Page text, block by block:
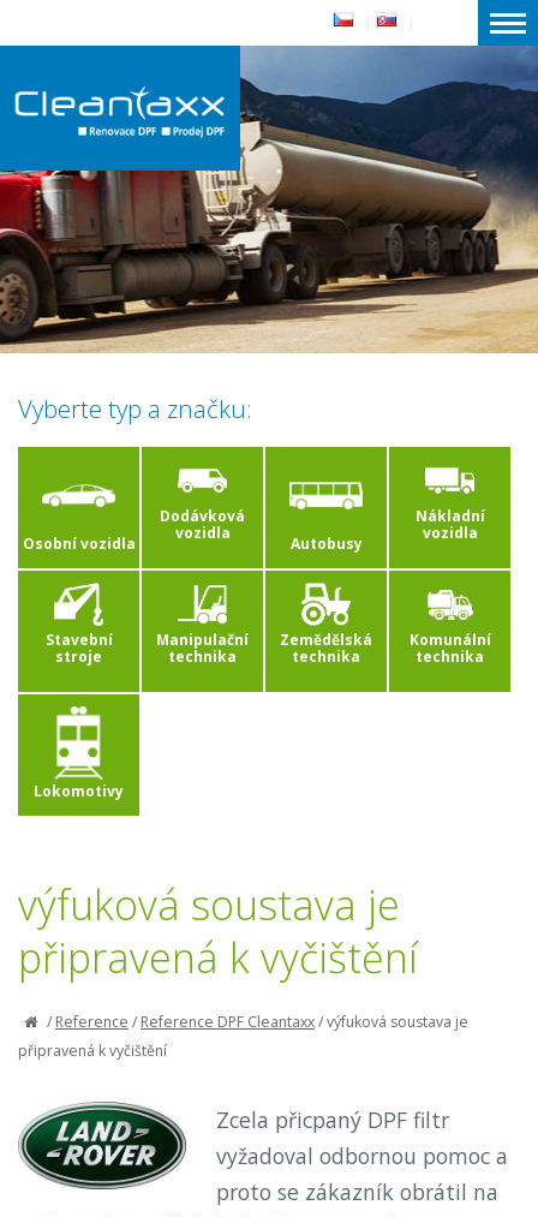
Vyberte typ a značku:
Osobní vozidla
Dodávková
vozidla
Autobusy
Nákladní
vozidla
Stavební
stroje
Manipulační
technika
Zemědělská
technika
Komunální
technika
Lokomotivy
výfuková soustava je
připravená k vyčištění
/Reference /Reference DPF Cleantaxx/výfuková soustava je
připravená k vyčištění
Zcela přicpaný DPF filtr
vyžadoval odbornou pomoc a
proto se zákazník obrátil na